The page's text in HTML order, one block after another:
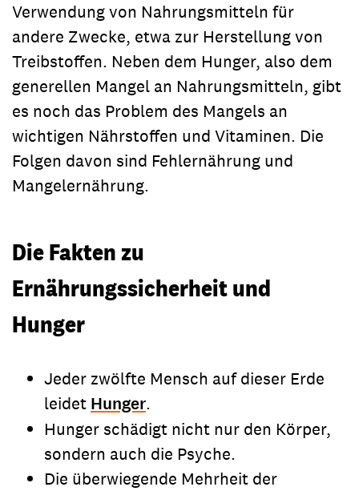
Verwendung von Nahrungsmitteln für
andere Zwecke, etwa zur Herstellung von
Treibstoffen. Neben dem Hunger, also dem
generellen Mangel an Nahrungsmitteln, gibt
es noch das Problem des Mangels an
wichtigen Nährstoffen und Vitaminen. Die
Folgen davon sind Fehlernährung und
Mangelernährung.
Die Fakten zu
Ernährungssicherheit und
Hunger
Jeder zwölfte Mensch auf dieser Erde
leidet Hunger.
Hunger schädigt nicht nur den Körper,
sondern auch die Psyche.
Die überwiegende Mehrheit der